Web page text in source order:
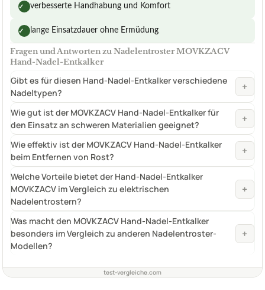
✓ verbesserte Handhabung und Komfort
✓ lange Einsatzdauer ohne Ermüdung
Fragen und Antworten zu Nadelentroster MOVKZACV
Hand-Nadel-Entkalker
Gibt es für diesen Hand-Nadel-Entkalker verschiedene
Nadeltypen?
+
Wie gut ist der MOVKZACV Hand-Nadel-Entkalker für
den Einsatz an schweren Materialien geeignet?
+
Wie effektiv ist der MOVKZACV Hand-Nadel-Entkalker
beim Entfernen von Rost?
+
Welche Vorteile bietet der Hand-Nadel-Entkalker
MOVKZACV im Vergleich zu elektrischen
Nadelentrostern?
+
Was macht den MOVKZACV Hand-Nadel-Entkalker
besonders im Vergleich zu anderen Nadelentroster-
Modellen?
+
test-vergleiche.com